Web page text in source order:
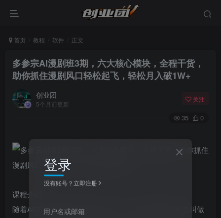
首页 教程 软件 正文
多参宗AI漫剧班3期，六大核心模块，全程干货，
助你抓住漫剧风口轻松起飞，轻松月入破1W+
创业团
5个月前更新
关注
35 0
课程介绍
随着AI技术呈现爆发式落地态势，有一种新型内容形态叫做
登录
没有账号？立即注册
用户名或邮箱